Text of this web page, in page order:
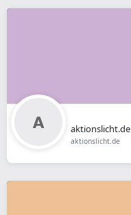
aktionslicht.de
aktionslicht.de